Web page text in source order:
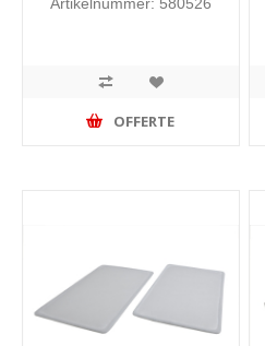
OFFERTE